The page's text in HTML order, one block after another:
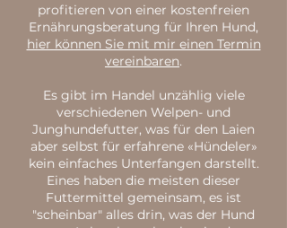
profitieren von einer kostenfreien
Ernährungsberatung für Ihren Hund,
hier können Sie mit mir einen Termin
vereinbaren.
Es gibt im Handel unzählig viele
verschiedenen Welpen- und
Junghundefutter, was für den Laien
aber selbst für erfahrene «Hündeler»
kein einfaches Unterfangen darstellt.
Eines haben die meisten dieser
Futtermittel gemeinsam, es ist
"scheinbar" alles drin, was der Hund